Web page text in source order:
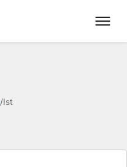
/Ist